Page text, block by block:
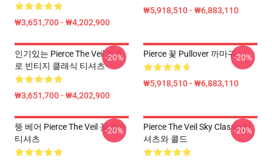
₩3,651,700 - ₩4,202,900
₩5,918,510 - ₩6,883,110
인기있는 Pierce The Veil 레트
로 빈티지 클래식 티셔츠
₩3,651,700 - ₩4,202,900
-20% Pierce 꽃 Pullover 까마귀
₩5,918,510 - ₩6,883,110
-20%
뚱 베어 Pierce The Veil 꽃 필수
티셔츠
-20%
Pierce The Veil Sky Classic 티
셔츠와 콜드
-20%